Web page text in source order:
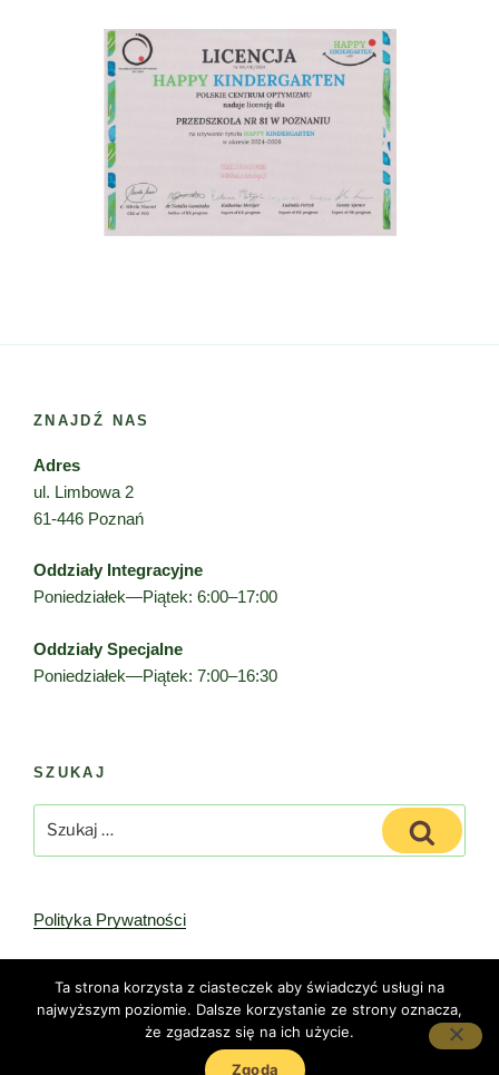
ZNAJDŹ NAS
Adres
ul. Limbowa 2
61-446 Poznań
Oddziały Integracyjne
Poniedziałek—Piątek: 6:00–17:00
Oddziały Specjalne
Poniedziałek—Piątek: 7:00–16:30
SZUKAJ
Szukaj
Polityka Prywatności
Dumnie wspierane przez WordPress
Ta strona korzysta z ciasteczek aby świadczyć usługi na
najwyższym poziomie. Dalsze korzystanie ze strony oznacza,
że zgadzasz się na ich użycie.
Zgoda